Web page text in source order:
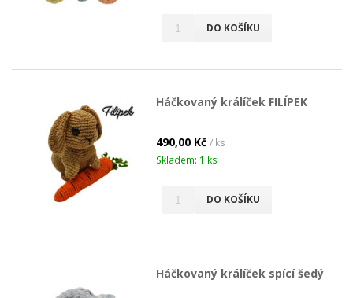
DO KOŠÍKU
Háčkovaný králíček FILÍPEK
490,00 Kč / ks
Skladem: 1 ks
DO KOŠÍKU
Háčkovaný králíček spící šedý